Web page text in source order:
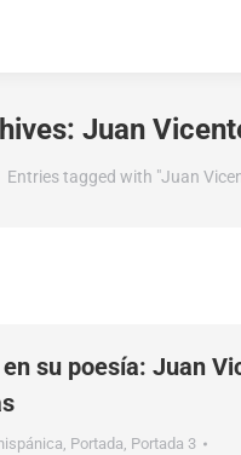
Juan
Entries tagged with "Juan
en su poesía: Juan
, Portada, Portada 3